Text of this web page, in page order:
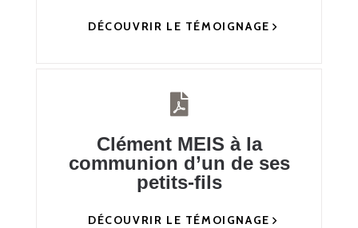
DÉCOUVRIR LE TÉMOIGNAGE
Clément MEIS à la
communion d’un de ses
petits-fils
DÉCOUVRIR LE TÉMOIGNAGE